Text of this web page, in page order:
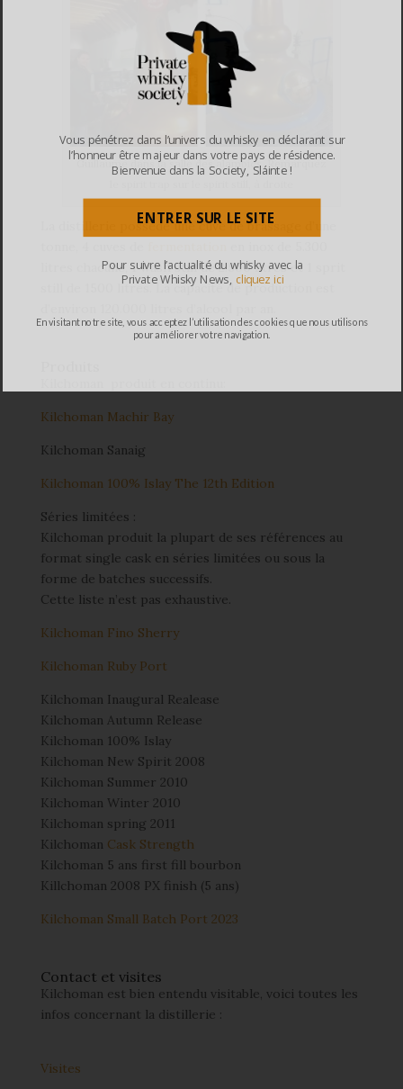
Guillaume dans la salle des alambics. Remarquez
La distillerie possède une cuve de brassage d’une
litres chacune, 1 wash still de 2.500 litres et 1 sprit
still de 1500 litres. La capacité de production est
Kilchoman Machir Bay
Kilchoman Sanaig
Kilchoman 100% Islay The 12th Edition
Séries limitées :
Kilchoman produit la plupart de ses références au
format single cask en séries limitées ou sous la
forme de batches successifs.
Cette liste n’est pas exhaustive.
Kilchoman Fino Sherry
Kilchoman Ruby Port
Kilchoman Inaugural Realease
Kilchoman Autumn Release
Kilchoman 100% Islay
Kilchoman New Spirit 2008
Kilchoman Summer 2010
Kilchoman Winter 2010
Kilchoman spring 2011
Kilchoman Cask Strength
Kilchoman 5 ans first fill bourbon
Killchoman 2008 PX finish (5 ans)
Kilchoman Small Batch Port 2023
Contact et visites
Kilchoman est bien entendu visitable, voici toutes les
infos concernant la distillerie :
Visites
Vous pénétrez dans l’univers du whisky en déclarant sur
l’honneur être majeur dans votre pays de résidence.
Bienvenue dans la Society, Sláinte !
ENTRER SUR LE SITE
En visitant notre site, vous acceptez l’utilisation des cookies que nous utilisons
pour améliorer votre navigation.
Pour suivre l’actualité du whisky avec la
Private Whisky News, cliquez ici